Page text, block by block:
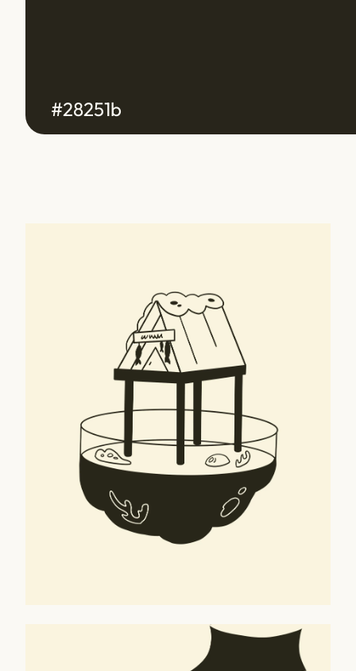
#28251b